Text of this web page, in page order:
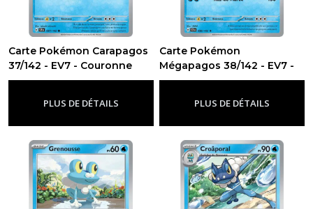
Carte Pokémon Carapagos
37/142 - EV7 - Couronne
Stellaire-Ev7 - Couronne Stellaire
PLUS DE DÉTAILS
Carte Pokémon
Mégapagos 38/142 - EV7 -
Couronne Stellaire-Ev7 -
PLUS DE DÉTAILS